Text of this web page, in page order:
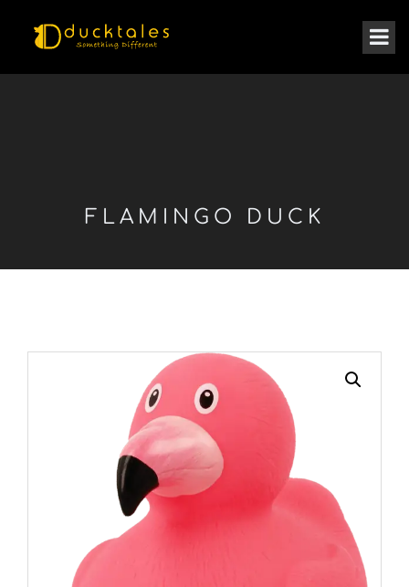
FLAMINGO DUCK